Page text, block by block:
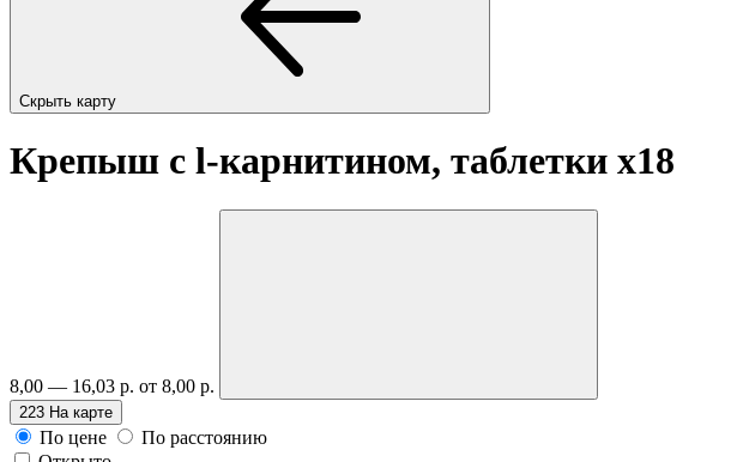
Скрыть карту
Крепыш с l-карнитином, таблетки x18
8,00 — 16,03 р. от 8,00 р.
223 На карте
По цене
По расстоянию